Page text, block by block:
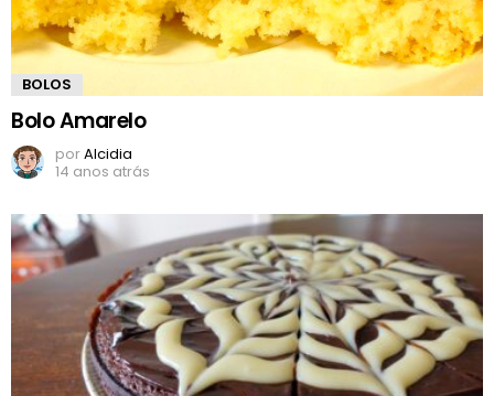
BOLOS
Bolo Amarelo
porAlcidia
14 anos atrás